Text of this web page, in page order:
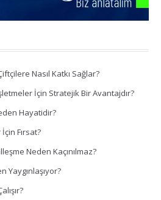
Nasıl Katkı Sağlar?
İçin Stratejik Bir Avantajdır?
Hayatidir?
Fırsat?
Neden Kaçınılmaz?
Yaygınlaşıyor?